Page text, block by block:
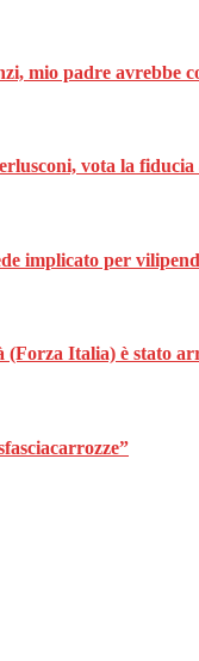
mio padre avrebbe
vota la fiducia
implicato per
(Forza Italia) è stato